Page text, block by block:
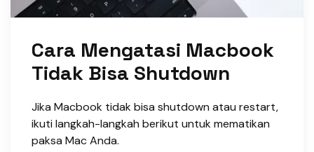
Cara Mengatasi Macbook
Tidak Bisa Shutdown
Jika Macbook tidak bisa shutdown atau restart,
ikuti langkah-langkah berikut untuk mematikan
paksa Mac Anda.